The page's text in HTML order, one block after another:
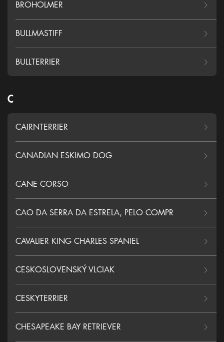
BROHOLMER
BULLMASTIFF
BULLTERRIER
C
CAIRNTERRIER
CANADIAN ESKIMO DOG
CANE CORSO
CAO DA SERRA DA ESTRELA, PELO COMPR
CAVALIER KING CHARLES SPANIEL
CESKOSLOVENSKÝ VLCIAK
CESKYTERRIER
CHESAPEAKE BAY RETRIEVER